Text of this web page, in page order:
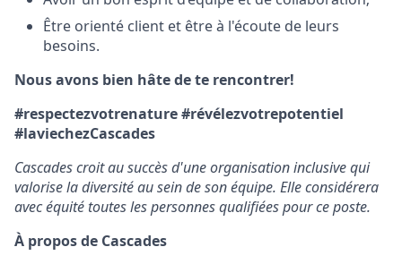
Être orienté client et être à l'écoute de leurs
besoins.
Nous avons bien hâte de te rencontrer!
#respectezvotrenature #révélezvotrepotentiel
#laviechezCascades
Cascades croit au succès d'une organisation inclusive qui
valorise la diversité au sein de son équipe. Elle considérera
avec équité toutes les personnes qualifiées pour ce poste.
À propos de Cascades